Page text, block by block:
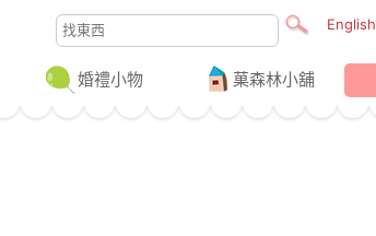
English
婚禮小物 菓森林小舖